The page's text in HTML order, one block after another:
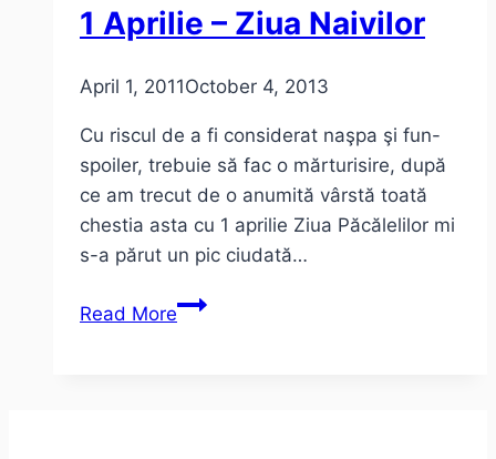
1 Aprilie – Ziua Naivilor
April 1, 2011October 4, 2013
Cu riscul de a fi considerat naşpa şi fun-
spoiler, trebuie să fac o mărturisire, după
ce am trecut de o anumită vârstă toată
chestia asta cu 1 aprilie Ziua Păcălelilor mi
s-a părut un pic ciudată…
Read More1